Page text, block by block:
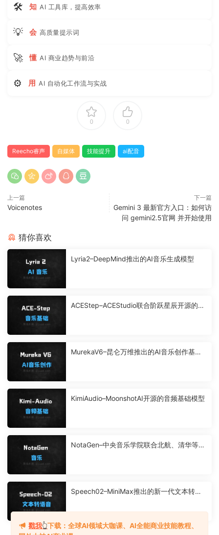
🛠 知 AI 工具库，提高效率
💡 会 高质量提示词
🚀 懂 AI 商业趋势与前沿
⚙ 用 AI 自动化工作流与实战
0 0
Reecho睿声 自媒体 技能提升 ai配音
上一篇
Voicenotes
下一篇
Gemini 3 最新官方入口：如何访
问 gemini2.5官网 并开始使用
猜你喜欢
Lyria2–DeepMind推出的AI音乐生成模型
ACEStep–ACEStudio联合阶跃星辰开源的音
MurekaV6–昆仑万维推出的AI音乐创作基座
KimiAudio–MoonshotAI开源的音频基础模型
NotaGen–中央音乐学院联合北航、清华等推
Speech02–MiniMax推出的新一代文本转语
戳我👆下载：全球AI领域大咖课、AI全能商业技能教程、